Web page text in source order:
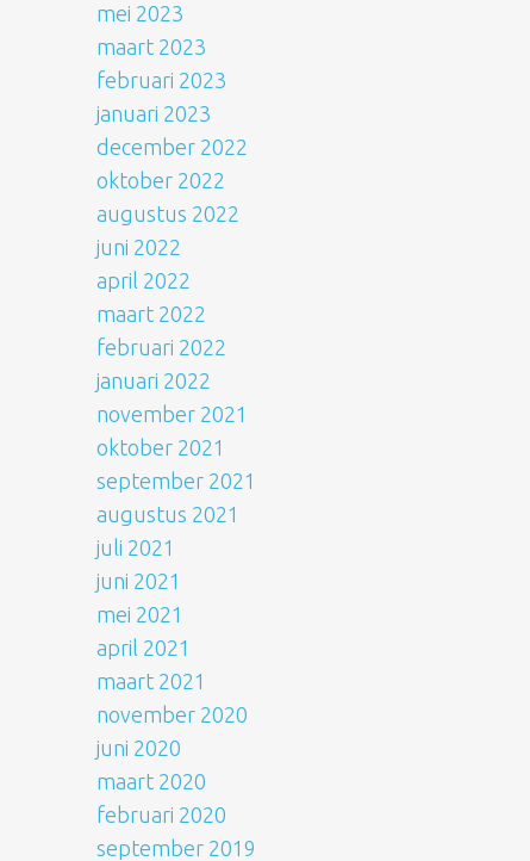
mei 2023
maart 2023
februari 2023
januari 2023
december 2022
oktober 2022
augustus 2022
juni 2022
april 2022
maart 2022
februari 2022
januari 2022
november 2021
oktober 2021
september 2021
augustus 2021
juli 2021
juni 2021
mei 2021
april 2021
maart 2021
november 2020
juni 2020
maart 2020
februari 2020
september 2019